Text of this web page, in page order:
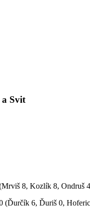
Svit
8, Kozlík 8, Ondruš
(Ďurčík 6, Ďuriš 0,